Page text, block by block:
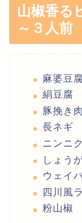
山椒香る
～３人前
麻婆豆
絹豆腐
豚挽き
長ネギ
ニンニ
しょう
ウェイ
四川風
粉山椒